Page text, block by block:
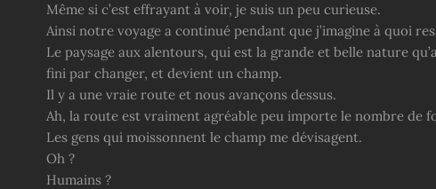
Même si c’est effrayant à voir, je suis un peu curieuse.
Ainsi notre voyage a continué pendant que j’imagine à quoi
Le paysage aux alentours, qui est la grande et belle nature
fini par changer, et devient un champ.
Il y a une vraie route et nous avançons dessus.
Ah, la route est vraiment agréable peu importe le nombre de
Les gens qui moissonnent le champ me dévisagent.
Oh ?
Humains ?